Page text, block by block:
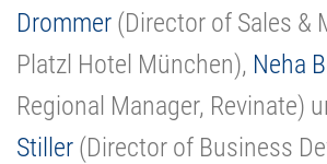
Drommer (Director of Sales &
Platzl Hotel München), Neha
Regional Manager, Revinate)
Stiller (Director of Business